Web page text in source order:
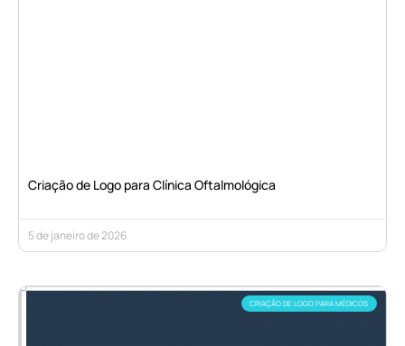
Criação de Logo para Clínica Oftalmológica
5 de janeiro de 2026
CRIAÇÃO DE LOGO PARA MÉDICOS